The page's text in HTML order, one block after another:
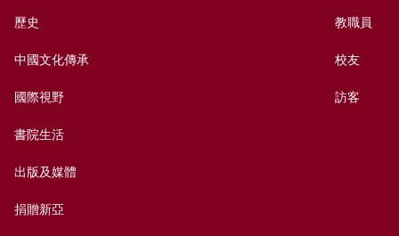
歷史
中國文化傳承
國際視野
書院生活
出版及媒體
捐贈新亞
教職員
校友
訪客